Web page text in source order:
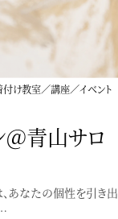
付け教室／講座／イベント
＠青山サロ
、あなたの個性を引き出
け教室／講座／イベント